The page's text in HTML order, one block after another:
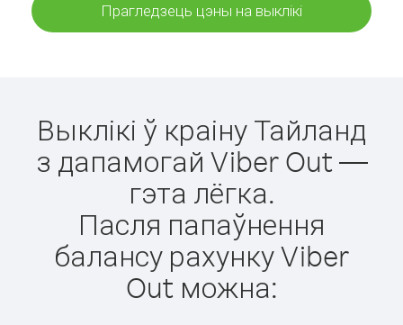
Прагледзець цэны на выклікі
Выклікі ў краіну Тайланд
з дапамогай Viber Out —
гэта лёгка.
Пасля папаўнення
балансу рахунку Viber
Out можна: